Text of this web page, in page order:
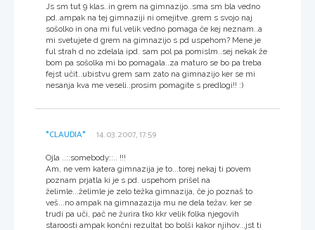
Js sm tut 9 klas..in grem na gimnazijo..sma sm bla vedno
pd..ampak na tej gimnaziji ni omejitve..grem s svojo naj
sošolko in ona mi ful velik vedno pomaga če kej neznam..a
mi svetujete d grem na gimnazijo s pd uspehom? Mene je
ful strah d no zdelala ipd. sam pol pa pomislm..sej nekak že
bom pa sošolka mi bo pomagala..za maturo se bo pa treba
fejst učit..ubistvu grem sam zato na gimnazijo ker se mi
nesanja kva me veseli..prosim pomagite s predlogi!! :)
*CLAUDIA* 14.03.2007, 17:59
Ojla ..::somebody::.. !!!
Am, ne vem katera gimnazija je to...torej nekaj ti povem
poznam prjatla ki je s pd. uspehom prišel na
želimle...želimle je zelo težka gimnazija, če jo poznaš to
veš...no ampak na gimnazazija mu ne dela težav, ker se
trudi pa uči, pač ne žurira tko kkr velik folka njegovih
staroosti ampak končni rezultat bo bolši kakor njihov...jst ti